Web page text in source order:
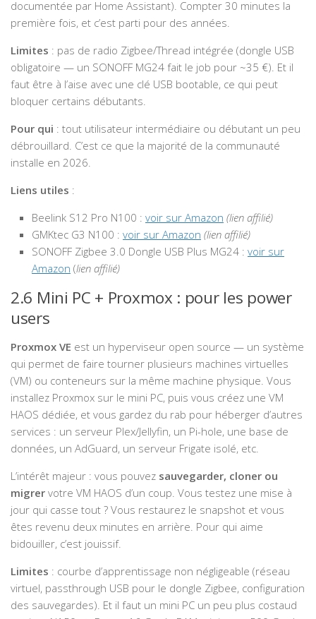
documentée par Home Assistant). Compter 30 minutes la
première fois, et c’est parti pour des années.
Limites : pas de radio Zigbee/Thread intégrée (dongle USB
obligatoire — un SONOFF MG24 fait le job pour ~35 €). Et il
faut être à l’aise avec une clé USB bootable, ce qui peut
bloquer certains débutants.
Pour qui : tout utilisateur intermédiaire ou débutant un peu
débrouillard. C’est ce que la majorité de la communauté
installe en 2026.
Liens utiles :
Beelink S12 Pro N100 : voir sur Amazon (lien affilié)
GMKtec G3 N100 : voir sur Amazon (lien affilié)
SONOFF Zigbee 3.0 Dongle USB Plus MG24 : voir sur
Amazon (lien affilié)
2.6 Mini PC + Proxmox : pour les power
users
Proxmox VE est un hyperviseur open source — un système
qui permet de faire tourner plusieurs machines virtuelles
(VM) ou conteneurs sur la même machine physique. Vous
installez Proxmox sur le mini PC, puis vous créez une VM
HAOS dédiée, et vous gardez du rab pour héberger d’autres
services : un serveur Plex/Jellyfin, un Pi-hole, une base de
données, un AdGuard, un serveur Frigate isolé, etc.
L’intérêt majeur : vous pouvez sauvegarder, cloner ou
migrer votre VM HAOS d’un coup. Vous testez une mise à
jour qui casse tout ? Vous restaurez le snapshot et vous
êtes revenu deux minutes en arrière. Pour qui aime
bidouiller, c’est jouissif.
Limites : courbe d’apprentissage non négligeable (réseau
virtuel, passthrough USB pour le dongle Zigbee, configuration
des sauvegardes). Et il faut un mini PC un peu plus costaud